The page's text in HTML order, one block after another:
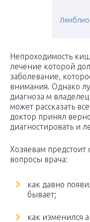
Непроходимость
лечение которой
заболевание,
внимания. Однако
диагноза м
может рассказать
доктор принял
диагностировать и
Хозяевам предстоит
вопросы врача:
как давно
бывает;
как изменился